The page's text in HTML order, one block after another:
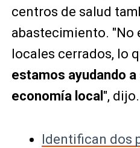
centros de salud
abastecimiento. "No
locales cerrados, lo
estamos ayudando
economía local ", dijo.
Identifican dos